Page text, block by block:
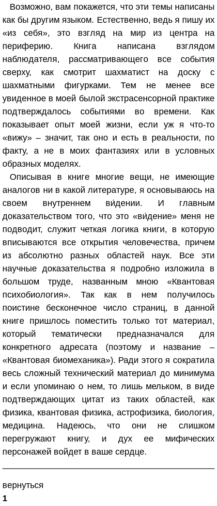
Возможно, вам покажется, что эти темы написаны
как бы другим языком. Естественно, ведь я пишу их
«из себя», это взгляд на мир из центра на
периферию. Книга написана взглядом
наблюдателя, рассматривающего все события
сверху, как смотрит шахматист на доску с
шахматными фигурками. Тем не менее все
увиденное в моей былой экстрасенсорной практике
подтверждалось событиями во времени. Как
показывает опыт моей жизни, если уж я что-то
«вижу» – значит, так оно и есть в реальности, по
факту, а не в моих фантазиях или в условных
образных моделях.
Описывая в книге многие вещи, не имеющие
аналогов ни в какой литературе, я основываюсь на
своем внутреннем ви́дении. И главным
доказательством того, что это «ви́дение» меня не
подводит, служит четкая логика книги, в которую
вписываются все открытия человечества, причем
из абсолютно разных областей наук. Все эти
научные доказательства я подробно изложила в
большом труде, названным мною «Квантовая
психобиология». Так как в нем получилось
поистине бесконечное число страниц, в данной
книге пришлось поместить только тот материал,
который тематически предназначался для
конкретного адресата (поэтому и название –
«Квантовая биомеханика»). Ради этого я сократила
весь сложный технический материал до минимума
и если упоминаю о нем, то лишь мельком, в виде
подтверждающих цитат из таких областей, как
физика, квантовая физика, астрофизика, биология,
медицина. Надеюсь, что они не слишком
перегружают книгу, и дух ее мифических
персонажей войдет в ваше сердце.
вернуться
1